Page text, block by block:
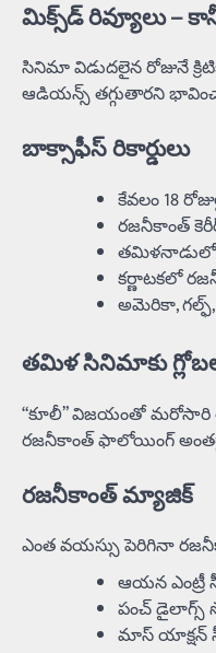
మిక్స్‌డ్ రివ్యూలు –
సినిమా విడుదలైన రోజునే
ఆడియన్స్ తగ్గుతారని
బాక్సాఫీస్ రికార్డులు
కేవలం 18
రజనీకాంత్
తమిళనాడులో
కర్ణాటకలో
అమెరికా,
తమిళ సినిమాకు గ్లోబల్
“కూలీ” విజయంతో మరోసారి
రజనీకాంత్ ఫాలోయింగ్
రజనీకాంత్ మ్యాజిక్
ఎంత వయస్సు పెరిగినా
ఆయన ఎంట్రీ
పంచ్
మాస్ యాక్షన్